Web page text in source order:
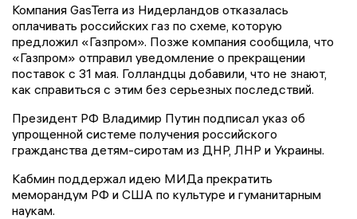
Компания GasTerra из Нидерландов отказалась
оплачивать российских газ по схеме, которую
предложил «Газпром». Позже компания сообщила, что
«Газпром» отправил уведомление о прекращении
поставок с 31 мая. Голландцы добавили, что не знают,
как справиться с этим без серьезных последствий.
Президент РФ Владимир Путин подписал указ об
упрощенной системе получения российского
гражданства детям-сиротам из ДНР, ЛНР и Украины.
Кабмин поддержал идею МИДа прекратить
меморандум РФ и США по культуре и гуманитарным
наукам.